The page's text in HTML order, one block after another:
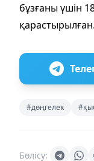
бұзғаны үшін
қарастырылған.
#дөңгелек
Бөлісу: